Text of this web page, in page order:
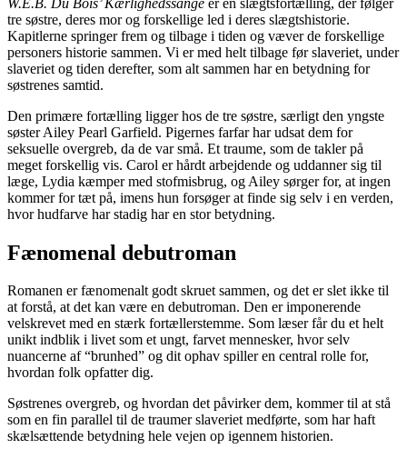
tre søstre, deres mor og forskellige led i deres slægtshistorie.
Kapitlerne springer frem og tilbage i tiden og væver de forskellige
personers historie sammen. Vi er med helt tilbage før slaveriet, under
slaveriet og tiden derefter, som alt sammen har en betydning for
søstrenes samtid.
Den primære fortælling ligger hos de tre søstre, særligt den yngste
søster Ailey Pearl Garfield. Pigernes farfar har udsat dem for
seksuelle overgreb, da de var små. Et traume, som de takler på
meget forskellig vis. Carol er hårdt arbejdende og uddanner sig til
læge, Lydia kæmper med stofmisbrug, og Ailey sørger for, at ingen
kommer for tæt på, imens hun forsøger at finde sig selv i en verden,
hvor hudfarve har stadig har en stor betydning.
Fænomenal debutroman
Romanen er fænomenalt godt skruet sammen, og det er slet ikke til
at forstå, at det kan være en debutroman. Den er imponerende
velskrevet med en stærk fortællerstemme. Som læser får du et helt
unikt indblik i livet som et ungt, farvet mennesker, hvor selv
nuancerne af “brunhed” og dit ophav spiller en central rolle for,
hvordan folk opfatter dig.
Søstrenes overgreb, og hvordan det påvirker dem, kommer til at stå
som en fin parallel til de traumer slaveriet medførte, som har haft
skælsættende betydning hele vejen op igennem historien.